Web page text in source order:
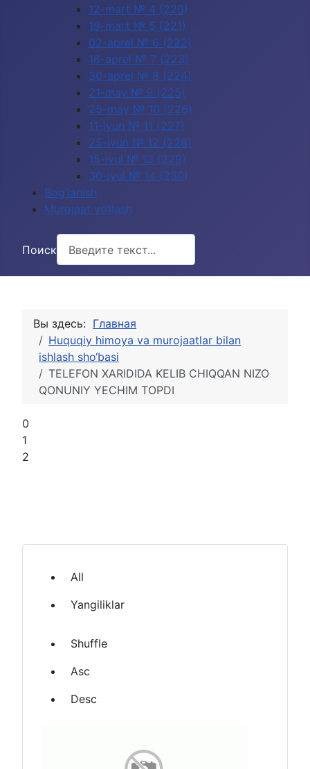
12-mart № 4 (220)
19-mart № 5 (221)
02-aprel № 6 (222)
16-aprel № 7 (223)
30-aprel № 8 (224)
21-may № 9 (225)
25-may № 10 (226)
11-iyun № 11 (227)
25-iyun № 12 (228)
15-iyul № 13 (229)
30-iyul № 14 (230)
Bog‘lanish
Murojaat yo‘llash
Поиск
Вы здесь: Главная
Huquqiy himoya va murojaatlar bilan
ishlash sho‘basi
TELEFON XARIDIDA KELIB CHIQQAN NIZO
QONUNIY YECHIM TOPDI
0
1
2
All
Yangiliklar
Shuffle
Asc
Desc